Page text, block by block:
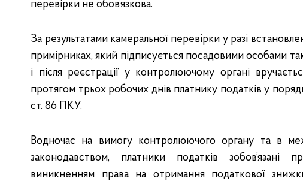
перевірки не обов’язкова.
За результатами камеральної перевірки у разі
примірниках, який підписується посадовими особами
і після реєстрації у контролюючому органі
протягом трьох робочих днів платнику податків у
ст. 86 ПКУ.
Водночас на вимогу контролюючого органу та в
законодавством, платники податків зобов’язані
виникненням права на отримання податкової